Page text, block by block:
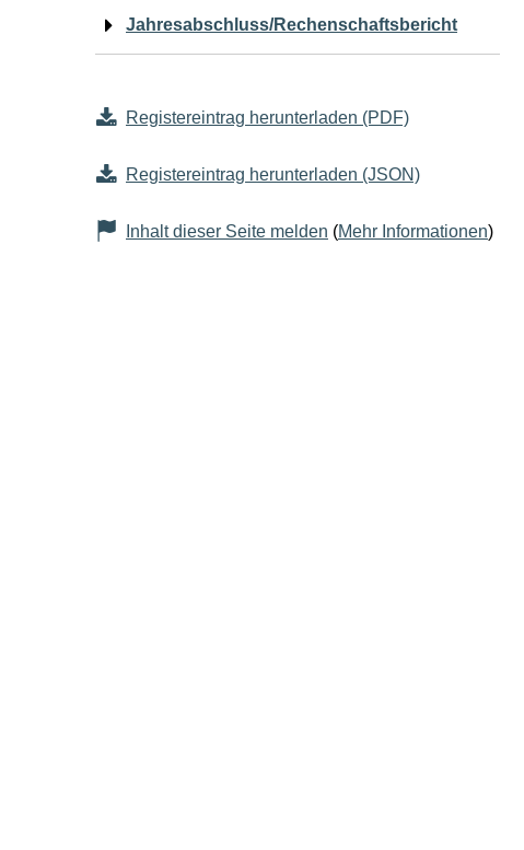
Jahresabschluss/Rechenschaftsbericht
Registereintrag herunterladen (PDF)
Registereintrag herunterladen (JSON)
Inhalt dieser Seite melden (Mehr Informationen)